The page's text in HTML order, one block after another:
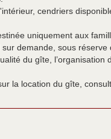
cendriers
uniquement aux
demande, sous
du gîte,
la location du gîte,